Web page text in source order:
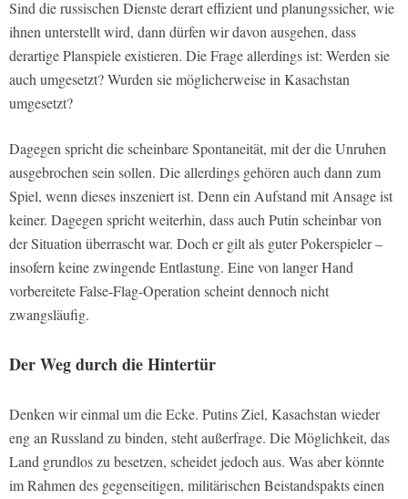
Sind die russischen Dienste derart effizient und planungssicher, wie
ihnen unterstellt wird, dann dürfen wir davon ausgehen, dass
derartige Planspiele existieren. Die Frage allerdings ist: Werden sie
auch umgesetzt? Wurden sie möglicherweise in Kasachstan
umgesetzt?
Dagegen spricht die scheinbare Spontaneität, mit der die Unruhen
ausgebrochen sein sollen. Die allerdings gehören auch dann zum
Spiel, wenn dieses inszeniert ist. Denn ein Aufstand mit Ansage ist
keiner. Dagegen spricht weiterhin, dass auch Putin scheinbar von
der Situation überrascht war. Doch er gilt als guter Pokerspieler –
insofern keine zwingende Entlastung. Eine von langer Hand
vorbereitete False-Flag-Operation scheint dennoch nicht
zwangsläufig.
Der Weg durch die Hintertür
Denken wir einmal um die Ecke. Putins Ziel, Kasachstan wieder
eng an Russland zu binden, steht außerfrage. Die Möglichkeit, das
Land grundlos zu besetzen, scheidet jedoch aus. Was aber könnte
im Rahmen des gegenseitigen, militärischen Beistandspakts einen